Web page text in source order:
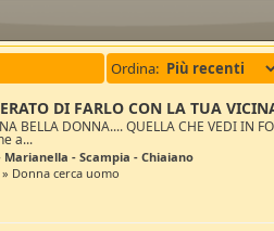
Ordina:
DI FARLO CON LA TUA
BELLA DONNA.... QUELLA CHE VEDI IN
a...
Marianella - Scampia - Chiaiano
Donna cerca uomo